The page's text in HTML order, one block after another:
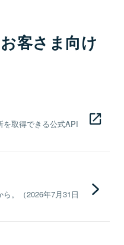
客さま向け
を取得できる公式API
。（2026年7月31日